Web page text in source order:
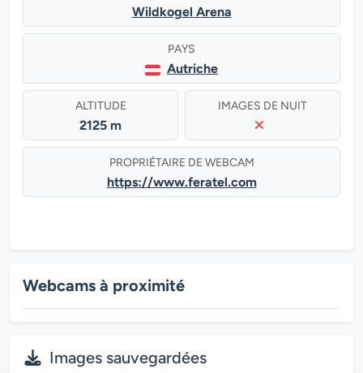
Wildkogel Arena
PAYS
Autriche
ALTITUDE
2125 m
IMAGES DE NUIT
PROPRIÉTAIRE DE WEBCAM
https://www.feratel.com
Webcams à proximité
Images sauvegardées